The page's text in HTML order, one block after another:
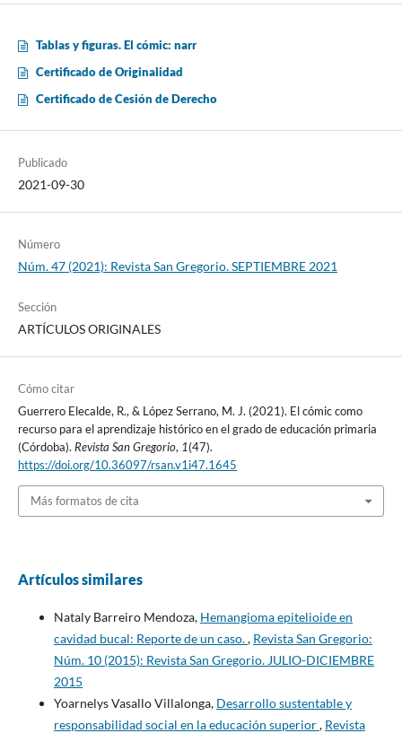
Tablas y figuras. El cómic: narr
Certificado de Originalidad
Certificado de Cesión de Derecho
Publicado
2021-09-30
Número
Núm. 47 (2021): Revista San Gregorio. SEPTIEMBRE 2021
Sección
ARTÍCULOS ORIGINALES
Cómo citar
Guerrero Elecalde, R., & López Serrano, M. J. (2021). El cómic como
recurso para el aprendizaje histórico en el grado de educación primaria
(Córdoba). Revista San Gregorio, 1(47).
https://doi.org/10.36097/rsan.v1i47.1645
Más formatos de cita
Artículos similares
Nataly Barreiro Mendoza, Hemangioma epitelioide en
cavidad bucal: Reporte de un caso., Revista San Gregorio:
Núm. 10 (2015): Revista San Gregorio. JULIO-DICIEMBRE
2015
Yoarnelys Vasallo Villalonga, Desarrollo sustentable y
responsabilidad social en la educación superior, Revista